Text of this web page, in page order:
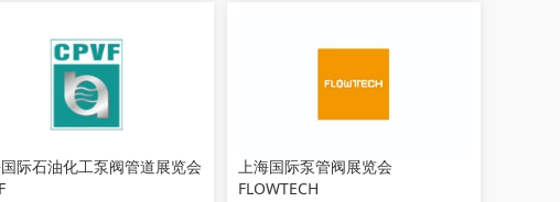
际石油化工泵阀管道展览会
上海国际泵管阀展览会
FLOWTECH